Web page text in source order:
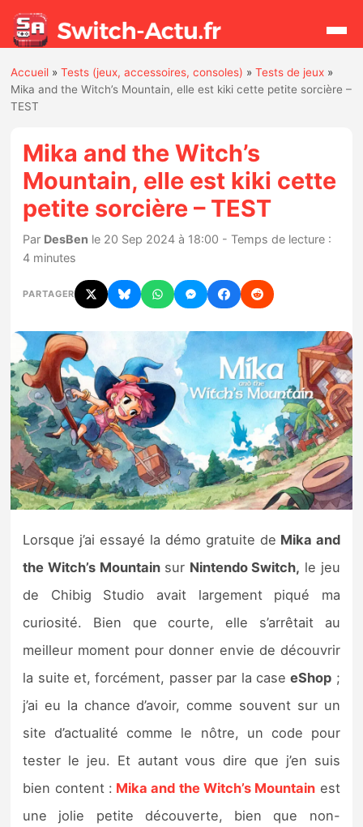
Rechercher
Actualités
Jeux
Hardware
Chiffres de ventes
Rumeurs
Nintendo Direct
Tests et previews
Tests de jeux
Autres tests
Previews
Précommandes
Précommandes jeux Switch 2
Sorties de jeux
Bons plans
Accueil »Tests (jeux, accessoires, consoles) »Tests de jeux »
Mika and the Witch’s Mountain, elle est kiki cette petite sorcière –
TEST
Mika and the Witch’s
Mountain, elle est kiki cette
petite sorcière – TEST
Par DesBen le 20 Sep 2024 à 18:00 - Temps de lecture :
4 minutes
PARTAGER
Lorsque j’ai essayé la démo gratuite de Mika and
the Witch’s Mountainsur Nintendo Switch, le jeu
de Chibig Studio avait largement piqué ma
curiosité. Bien que courte, elle s’arrêtait au
meilleur moment pour donner envie de découvrir
la suite et, forcément, passer par la caseeShop ;
j’ai eu la chance d’avoir, comme souvent sur un
site d’actualité comme le nôtre, un code pour
tester le jeu. Et autant vous dire que j’en suis
bien content : Mika and the Witch’s Mountain est
une jolie petite découverte, bien que non-